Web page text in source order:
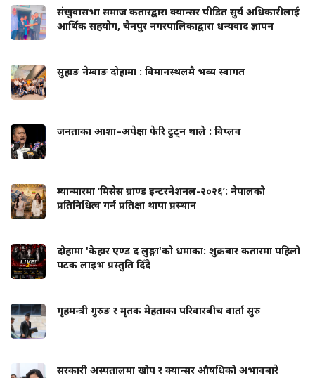
संखुवासभा समाज कतारद्वारा क्यान्सर पीडित सुर्य अधिकारीलाई
आर्थिक सहयोग, चैनपुर नगरपालिकाद्वारा धन्यवाद ज्ञापन
सुहाङ नेम्वाङ दोहामा : विमानस्थलमै भव्य स्वागत
जनताका आशा–अपेक्षा फेरि टुट्न थाले : विप्लव
म्यान्मारमा ‘मिसेस ग्राण्ड इन्टरनेशनल-२०२६’: नेपालको
प्रतिनिधित्व गर्न प्रतिक्षा थापा प्रस्थान
दोहामा 'केहार एण्ड द लुङ्गा'को धमाका: शुक्रबार कतारमा पहिलो
पटक लाइभ प्रस्तुति दिँदै
गृहमन्त्री गुरुङ र मृतक मेहताका परिवारबीच वार्ता सुरु
सरकारी अस्पतालमा खोप र क्यान्सर औषधिको अभावबारे